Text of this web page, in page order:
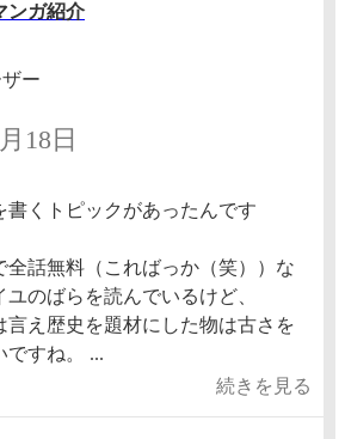
ンガ紹介
ー
18日
書くトピックがあったんです
全話無料（こればっか（笑））な
のばらを読んでいるけど、
言え歴史を題材にした物は古さを
ですね。 ...
続きを見る